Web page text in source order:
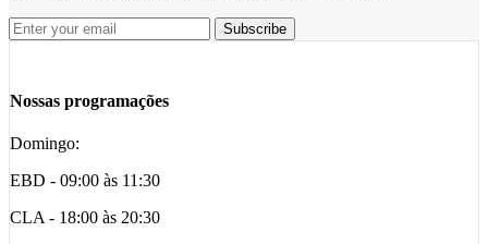
Nossas programações
Domingo:
EBD - 09:00 às 11:30
CLA - 18:00 às 20:30